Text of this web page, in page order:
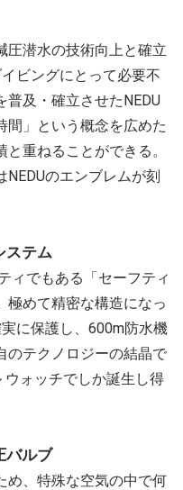
圧潜水の技術向上と確立
ビングにとって必要不
及・確立させたNEDU
間」という概念を広めた
重ねることができる。
のエンブレムが刻
ステム
ィでもある「セーフティ
極めて精密な構造になっ
に保護し、600m防水機
のテクノロジーの結晶で
ウォッチでしか誕生し得
バルブ
め、特殊な空気の中で何